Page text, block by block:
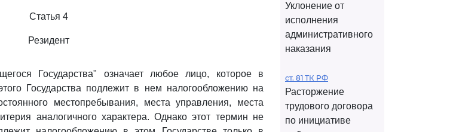
Статья 4
Резидент
Государства" означает любое лицо, которое в
Государства подлежит в нем налогообложению на
местопребывания, места управления, места
аналогичного характера. Однако этот термин не
Уклонение от
исполнения
административного
наказания
ст. 81 ТК РФ
Расторжение
трудового договора
по инициативе